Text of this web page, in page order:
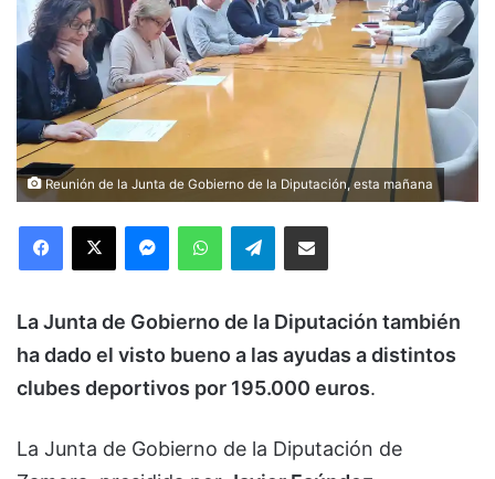
Reunión de la Junta de Gobierno de la Diputación, esta mañana
Facebook
X MessengerWhatsAppTelegramCompartir via Email
La Junta de Gobierno de la Diputación también
ha dado el visto bueno a las ayudas a distintos
clubes deportivos por 195.000 euros.
La Junta de Gobierno de la Diputación de